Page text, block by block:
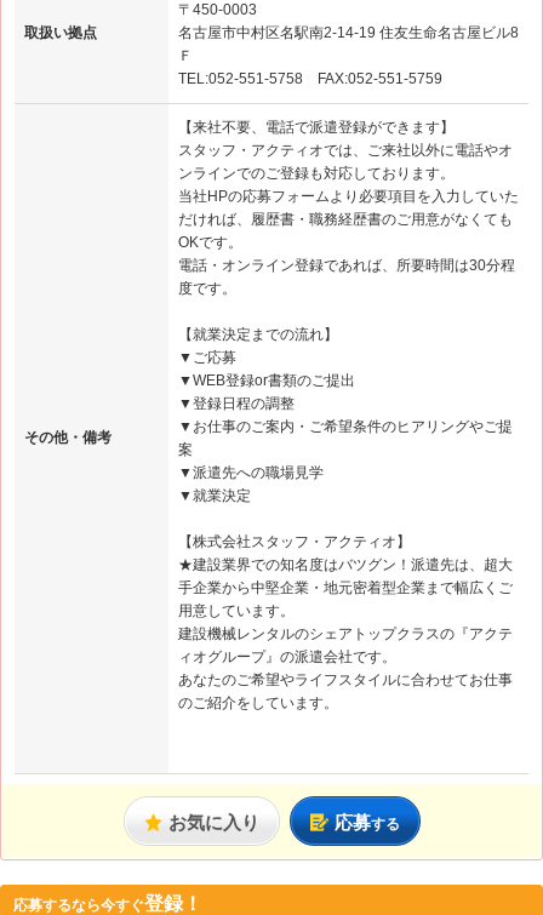
取扱い拠点
〒450-0003
名古屋市中村区名駅南2-14-19 住友生命名古屋ビル8
Ｆ
TEL:052-551-5758 FAX:052-551-5759
その他・備考
【来社不要、電話で派遣登録ができます】
スタッフ・アクティオでは、ご来社以外に電話やオ
ンラインでのご登録も対応しております。
当社HPの応募フォームより必要項目を入力していた
だければ、履歴書・職務経歴書のご用意がなくても
OKです。
電話・オンライン登録であれば、所要時間は30分程
度です。
【就業決定までの流れ】
▼ご応募
▼WEB登録or書類のご提出
▼登録日程の調整
▼お仕事のご案内・ご希望条件のヒアリングやご提
案
▼派遣先への職場見学
▼就業決定
【株式会社スタッフ・アクティオ】
★建設業界での知名度はバツグン！派遣先は、超大
手企業から中堅企業・地元密着型企業まで幅広くご
用意しています。
建設機械レンタルのシェアトップクラスの『アクテ
ィオグループ』の派遣会社です。
あなたのご希望やライフスタイルに合わせてお仕事
のご紹介をしています。
お気に入り 応募する
応募するなら今すぐ登録！